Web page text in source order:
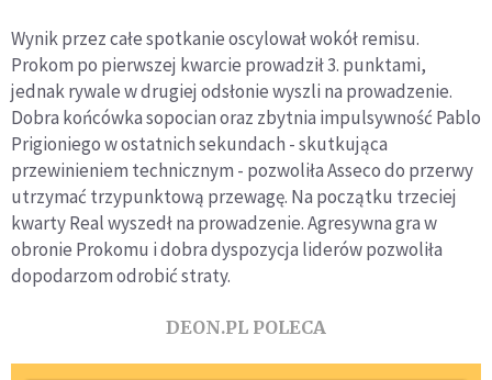
Wynik przez całe spotkanie oscylował wokół remisu.
Prokom po pierwszej kwarcie prowadził 3. punktami,
jednak rywale w drugiej odsłonie wyszli na prowadzenie.
Dobra końcówka sopocian oraz zbytnia impulsywność Pablo
Prigioniego w ostatnich sekundach - skutkująca
przewinieniem technicznym - pozwoliła Asseco do przerwy
utrzymać trzypunktową przewagę. Na początku trzeciej
kwarty Real wyszedł na prowadzenie. Agresywna gra w
obronie Prokomu i dobra dyspozycja liderów pozwoliła
dopodarzom odrobić straty.
DEON.PL POLECA